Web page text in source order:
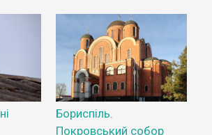
Бориспіль.
Покровський собор